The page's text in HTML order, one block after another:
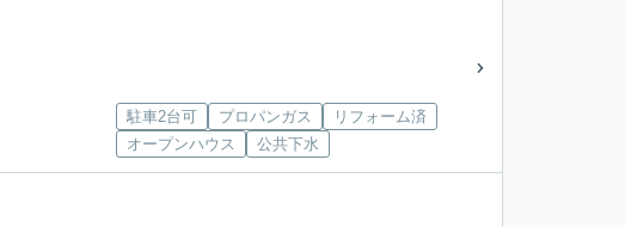
駐車2台可 プロパンガス
リフォーム済
オープンハウス
公共下水